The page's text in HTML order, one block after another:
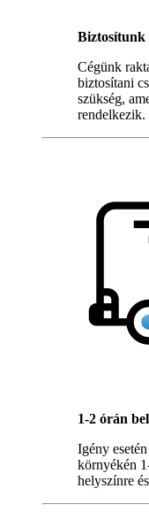
Biztosítunk
Cégünk
biztosítani
szükség,
rendelkezik.
1-2 órán
Igény
környékén
helyszínre